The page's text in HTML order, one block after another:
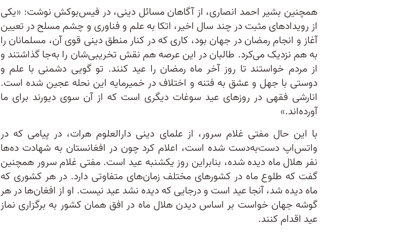
همچنین بشیر احمد انصاری، از آگاهان مسائل دینی، در فیس‌بوکش نوشت: «یکی
از رویدادهای مثبت در چند سال اخیر، اتکا به علم و فناوری و چشم مسلح در تعیین
آغاز و انجام رمضان در جهان بود، کاری که در کنار منطق دینی قوی آن، مسلمانان را
به هم نزدیک می‌کرد. طالبان در این عرصه هم نقش تخریبی‌شان را به‌جا گذاشتند و
از مردم خواستند تا روز آخر ماه رمضان را عید کنند. تو گویی دشمنی با علم و
دوستی با جهل و عشق به فتنه و اختلاف در خمیرمایه این نحله عجین شده است.
انارشی فقهی در روزهای عید سوغات دیگری است که از آن سوی دیورند برای ما
آورده‌اند.»
با این حال مفتی غلام سرور، از علمای دینی دارالعلوم هرات، در پیامی که در
واتس‌اپ دست‌به‌دست شده است، اعلام کرد چون در افغانستان به شهادت ده‌ها
نفر هلال ماه دیده شده، بنا‌بر‌این روز یکشنبه عید است. مفتی غلام سرور همچنین
گفت که طلوع ماه در کشورهای مختلف زمان‌های متفاوتی دارد. در هر کشوری که
ماه دیده شد، آنجا عید است و درجایی که دیده نشد عید نیست. او از افغان‌ها در هر
گوشه جهان خواست بر اساس دیدن هلال ماه در افق همان کشور به برگزاری نماز
عید اقدام کنند.